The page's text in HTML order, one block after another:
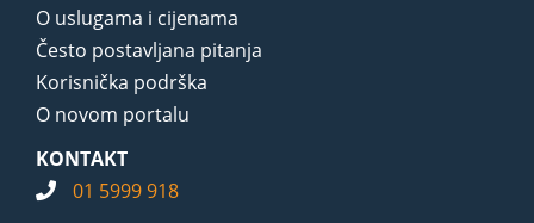
O uslugama i cijenama
Često postavljana pitanja
Korisnička podrška
O novom portalu
KONTAKT
01 5999 918